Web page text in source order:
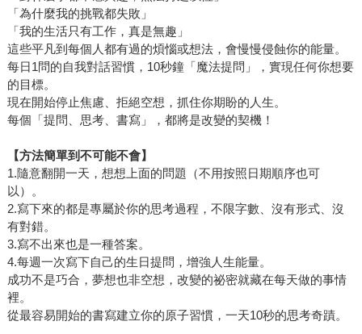
「為什麼我的挑戰都失敗」
「我的生活只有工作，真是無趣」
這些平凡到每個人都有過的煩惱或想法，會慢慢侵蝕你的能量。
每日1問的自我對話習慣，10秒鐘「魔法提問」，實現任何你想要
的目標。
現在開始停止焦慮、拒絕空想，抓住你期盼的人生。
每個「提問、思考、書寫」，都將是改變的契機！
【方法簡單到不可能不會】
1.隨意翻開一天，想想上面的問題（不用按照日期順序也可
以）。
2.寫下來的都是專屬於你的思考過程，不限字數、沒有形式、沒
有對錯。
3.寫不出來也是一種答案。
4.每週一次寫下自己的生日提問，增強人生能量。
成功不是巧合，夢想也非空想，改變的祕密就藏在每天做的事情
裡。
從最容易開始的書寫建立你的原子習慣，一天10秒的思考奇蹟。